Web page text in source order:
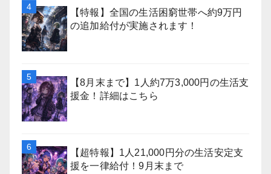
【特報】全国の生活困窮世帯へ約9万円
の追加給付が実施されます！
【8月末まで】1人約7万3,000円の生活支
援金！詳細はこちら
【超特報】1人21,000円分の生活安定支
援を一律給付！9月末まで